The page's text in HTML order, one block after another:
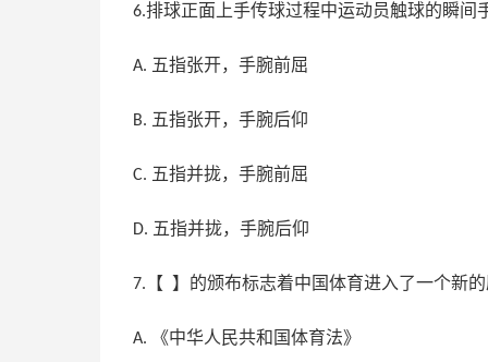
6.排球正面上手传球过程中运动员触球的瞬间
A. 五指张开，手腕前屈
B. 五指张开，手腕后仰
C. 五指并拢，手腕前屈
D. 五指并拢，手腕后仰
7. 【 】的颁布标志着中国体育进入了一个新
A. 《中华人民共和国体育法》